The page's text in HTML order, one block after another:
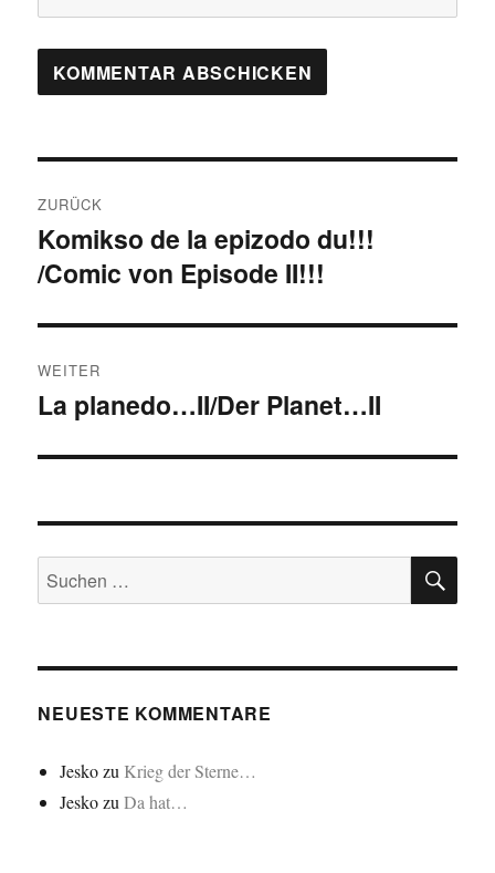
ZURÜCK
Vorheriger
Beitrag:
Komikso de la epizodo du!!!
/Comic von Episode II!!!
WEITER
Nächster
La planedo…II/Der Planet…II
Suchen
nach:
NEUESTE KOMMENTARE
Jeskozu Krieg der Sterne…
JeskozuDa hat…